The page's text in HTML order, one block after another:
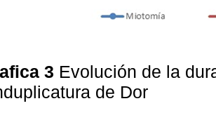
3 Evolución de la
de Dor